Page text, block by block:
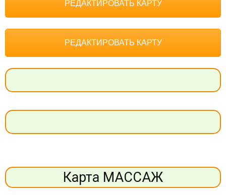
РЕДАКТИРОВАТЬ КАРТУ
РЕДАКТИРОВАТЬ КАРТУ
Карта МАССАЖ